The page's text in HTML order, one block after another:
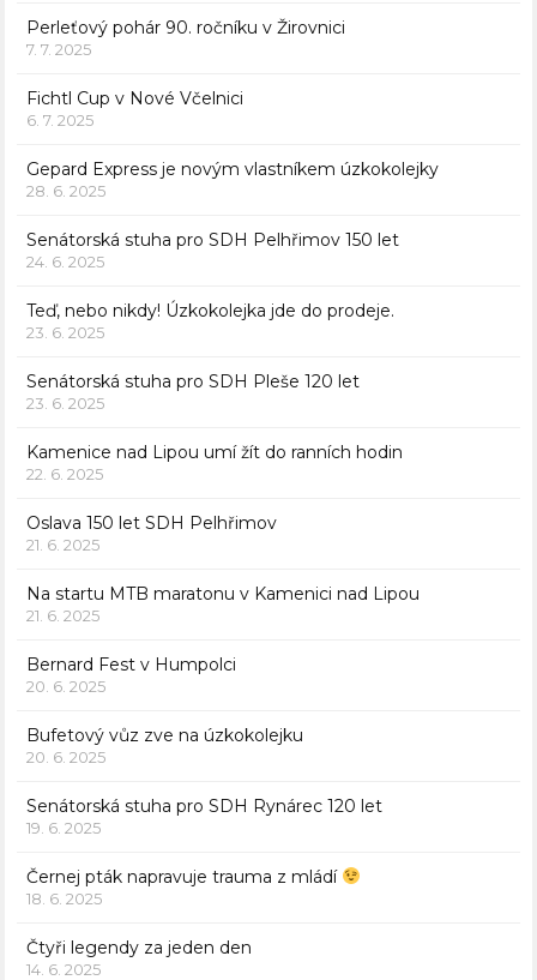
Perleťový pohár 90. ročníku v Žirovnici
7. 7. 2025
Fichtl Cup v Nové Včelnici
6. 7. 2025
Gepard Express je novým vlastníkem úzkokolejky
28. 6. 2025
Senátorská stuha pro SDH Pelhřimov 150 let
24. 6. 2025
Teď, nebo nikdy! Úzkokolejka jde do prodeje.
23. 6. 2025
Senátorská stuha pro SDH Pleše 120 let
23. 6. 2025
Kamenice nad Lipou umí žít do ranních hodin
22. 6. 2025
Oslava 150 let SDH Pelhřimov
21. 6. 2025
Na startu MTB maratonu v Kamenici nad Lipou
21. 6. 2025
Bernard Fest v Humpolci
20. 6. 2025
Bufetový vůz zve na úzkokolejku
20. 6. 2025
Senátorská stuha pro SDH Rynárec 120 let
19. 6. 2025
Černej pták napravuje trauma z mládí
18. 6. 2025
Čtyři legendy za jeden den
14. 6. 2025